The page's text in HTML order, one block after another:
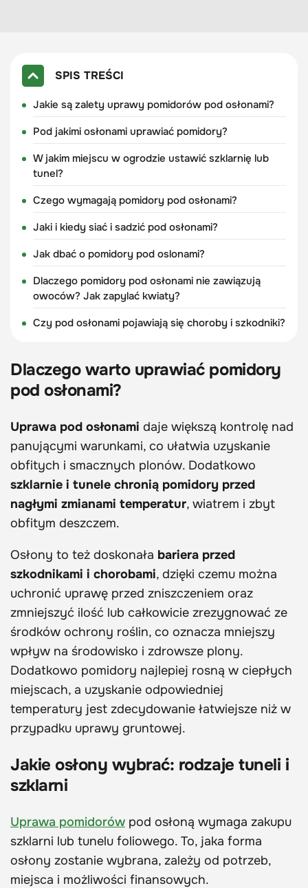
SPIS TREŚCI
Jakie są zalety uprawy pomidorów pod osłonami?
Pod jakimi osłonami uprawiać pomidory?
W jakim miejscu w ogrodzie ustawić szklarnię lub
tunel?
Czego wymagają pomidory pod osłonami?
Jaki i kiedy siać i sadzić pod osłonami?
Jak dbać o pomidory pod oslonami?
Dlaczego pomidory pod osłonami nie zawiązują
owoców? Jak zapylać kwiaty?
Czy pod osłonami pojawiają się choroby i szkodniki?
Dlaczego warto uprawiać pomidory
pod osłonami?
Uprawa pod osłonami daje większą kontrolę nad
panującymi warunkami, co ułatwia uzyskanie
obfitych i smacznych plonów. Dodatkowo
szklarnie i tunele chronią pomidory przed
nagłymi zmianami temperatur, wiatrem i zbyt
obfitym deszczem.
Osłony to też doskonała bariera przed
szkodnikami i chorobami, dzięki czemu można
uchronić uprawę przed zniszczeniem oraz
zmniejszyć ilość lub całkowicie zrezygnować ze
środków ochrony roślin, co oznacza mniejszy
wpływ na środowisko i zdrowsze plony.
Dodatkowo pomidory najlepiej rosną w ciepłych
miejscach, a uzyskanie odpowiedniej
temperatury jest zdecydowanie łatwiejsze niż w
przypadku uprawy gruntowej.
Jakie osłony wybrać: rodzaje tuneli i
szklarni
Uprawa pomidorów pod osłoną wymaga zakupu
szklarni lub tunelu foliowego. To, jaka forma
osłony zostanie wybrana, zależy od potrzeb,
miejsca i możliwości finansowych.